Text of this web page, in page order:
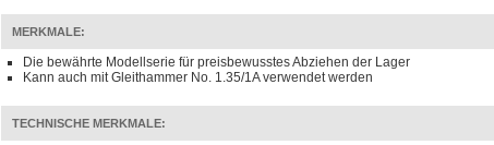
MERKMALE:
Die bewährte Modellserie für preisbewusstes Abziehen der Lager
Kann auch mit Gleithammer No. 1.35/1A verwendet werden
TECHNISCHE MERKMALE: